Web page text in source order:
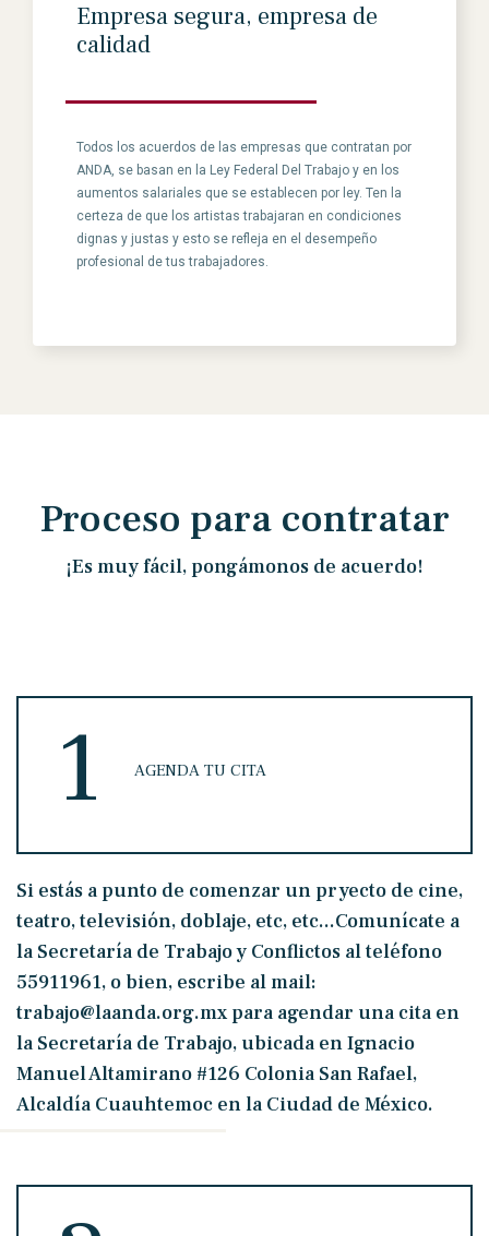
Empresa segura, empresa de
calidad
Todos los acuerdos de las empresas que contratan por
ANDA, se basan en la Ley Federal Del Trabajo y en los
aumentos salariales que se establecen por ley. Ten la
certeza de que los artistas trabajaran en condiciones
dignas y justas y esto se refleja en el desempeño
profesional de tus trabajadores.
Proceso para contratar
¡Es muy fácil, pongámonos de acuerdo!
1 AGENDA TU CITA
Si estás a punto de comenzar un pryecto de cine,
teatro, televisión, doblaje, etc, etc...Comunícate a
la Secretaría de Trabajo y Conflictos al teléfono
55911961, o bien, escribe al mail:
trabajo@laanda.org.mx para agendar una cita en
la Secretaría de Trabajo, ubicada en Ignacio
Manuel Altamirano #126 Colonia San Rafael,
Alcaldía Cuauhtemoc en la Ciudad de México.